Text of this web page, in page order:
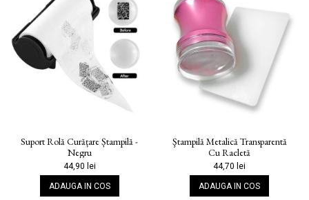
Suport Rolă Curățare Ștampilă -
Negru
44,90 lei
ADAUGA IN COS
Ştampilă Metalică Transparentă
Cu Racletă
44,70 lei
ADAUGA IN COS